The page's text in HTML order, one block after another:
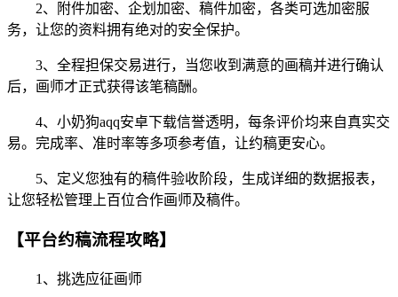
2、附件加密、企划加密、稿件加密，各类可选加密服
务，让您的资料拥有绝对的安全保护。
3、全程担保交易进行，当您收到满意的画稿并进行确认
后，画师才正式获得该笔稿酬。
4、小奶狗aqq安卓下载信誉透明，每条评价均来自真实交
易。完成率、准时率等多项参考值，让约稿更安心。
5、定义您独有的稿件验收阶段，生成详细的数据报表，
让您轻松管理上百位合作画师及稿件。
【平台约稿流程攻略】
1、挑选应征画师